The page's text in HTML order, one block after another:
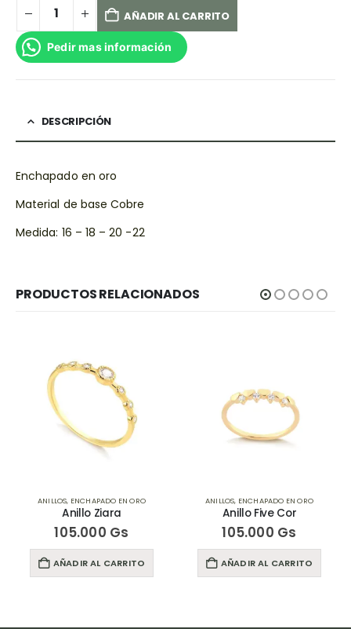
AÑADIR AL CARRITO
Pedir mas información
DESCRIPCIÓN
Enchapado en oro
Material de base Cobre
Medida: 16 – 18 – 20 -22
PRODUCTOS RELACIONADOS
ANILLOS,ENCHAPADO EN ORO
Anillo Five Cor
105.000
AÑADIR AL CARRITO
ANILLOS,ENCHAPADO EN ORO
Anillo Agustina
95.000
AÑADIR AL CARRITO